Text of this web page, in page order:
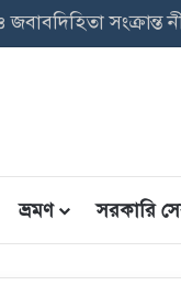
ভ্রমণ সরকারি